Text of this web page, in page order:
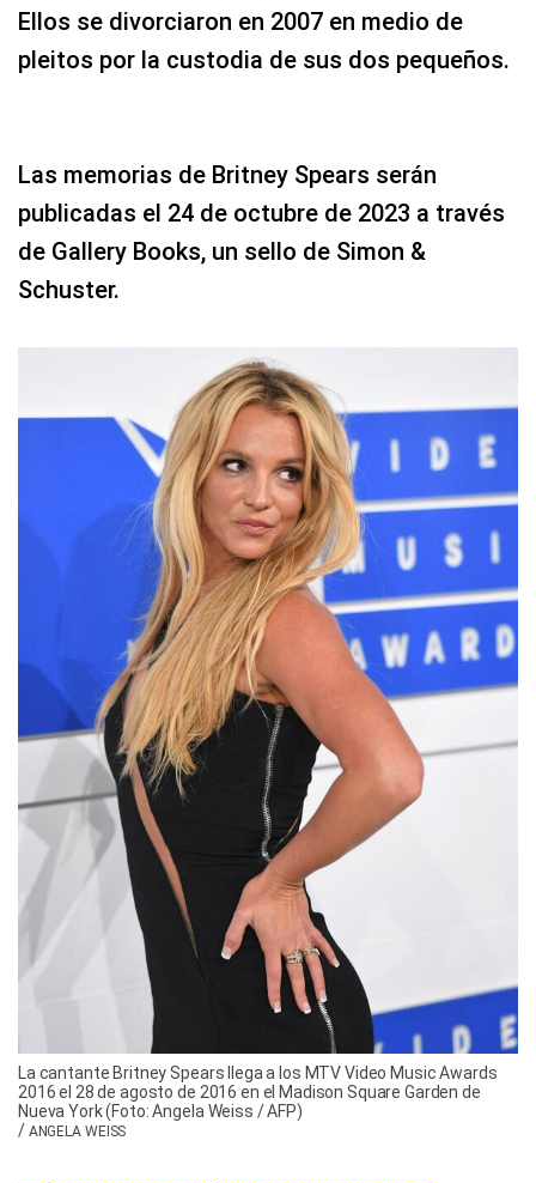
Ellos se divorciaron en 2007 en medio de
pleitos por la custodia de sus dos pequeños.
Las memorias de Britney Spears serán
publicadas el 24 de octubre de 2023 a través
de Gallery Books, un sello de Simon &
Schuster.
La cantante Britney Spears llega a los MTV Video Music Awards
2016 el 28 de agosto de 2016 en el Madison Square Garden de
Nueva York (Foto: Angela Weiss / AFP)
/ ANGELA WEISS